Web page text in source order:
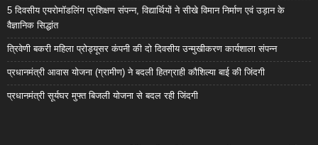
5 दिवसीय एयरोमॉडलिंग प्रशिक्षण संपन्न, विद्यार्थियों ने सीखे विमान निर्माण एवं उड़ान के
वैज्ञानिक सिद्धांत
त्रिवेणी बकरी महिला प्रोड्यूसर कंपनी की दो दिवसीय उन्मुखीकरण कार्यशाला संपन्न
प्रधानमंत्री आवास योजना (ग्रामीण) ने बदली हितग्राही कौशिल्या बाई की जिंदगी
प्रधानमंत्री सूर्यघर मुफ्त बिजली योजना से बदल रही जिंदगी